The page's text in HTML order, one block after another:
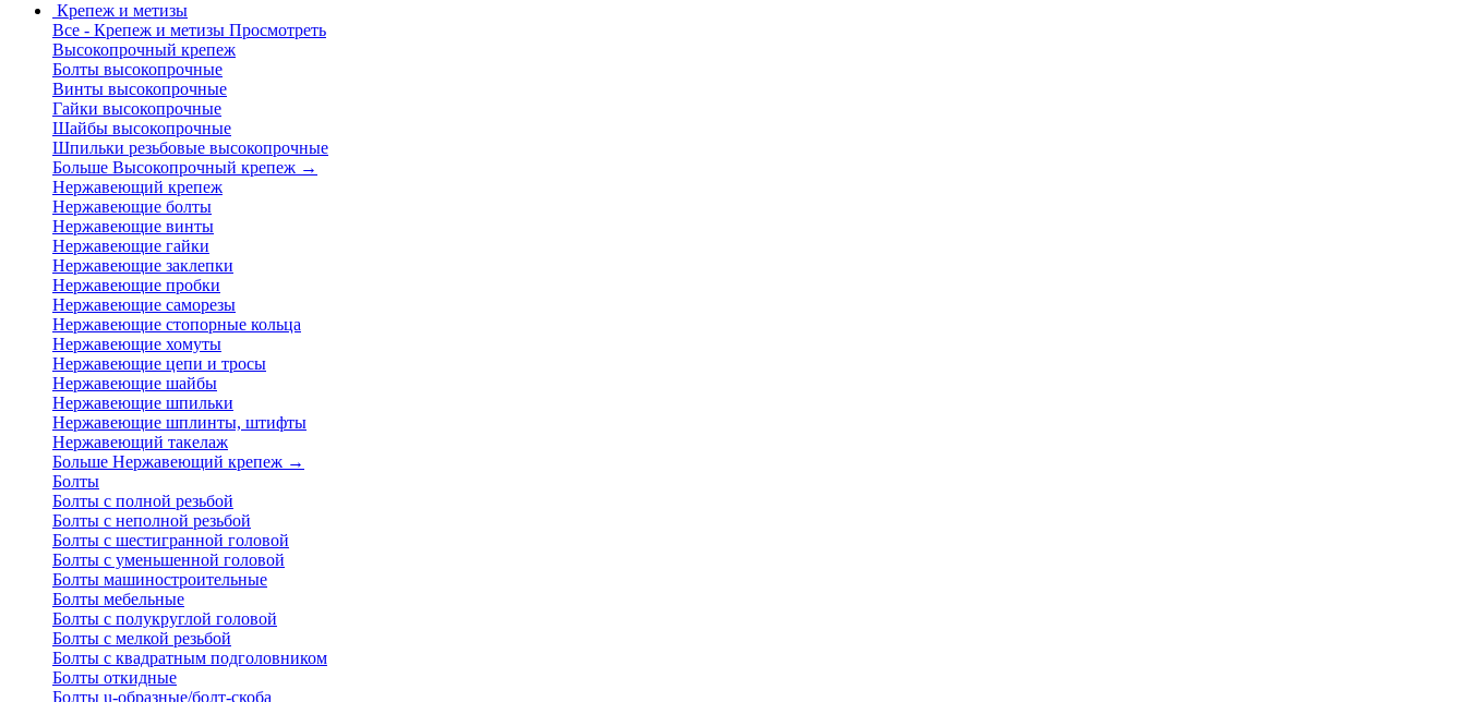
Крепеж и метизы
Все - Крепеж и метизы Просмотреть
Высокопрочный крепеж
Болты высокопрочные
Винты высокопрочные
Гайки высокопрочные
Шайбы высокопрочные
Шпильки резьбовые высокопрочные
Больше Высокопрочный крепеж →
Нержавеющий крепеж
Нержавеющие болты
Нержавеющие винты
Нержавеющие гайки
Нержавеющие заклепки
Нержавеющие пробки
Нержавеющие саморезы
Нержавеющие стопорные кольца
Нержавеющие хомуты
Нержавеющие цепи и тросы
Нержавеющие шайбы
Нержавеющие шпильки
Нержавеющие шплинты, штифты
Нержавеющий такелаж
Больше Нержавеющий крепеж →
Болты
Болты с полной резьбой
Болты с неполной резьбой
Болты с шестигранной головой
Болты с уменьшенной головой
Болты машиностроительные
Болты мебельные
Болты с полукруглой головой
Болты с мелкой резьбой
Болты с квадратным подголовником
Болты откидные
Болты u-образные/болт-скоба